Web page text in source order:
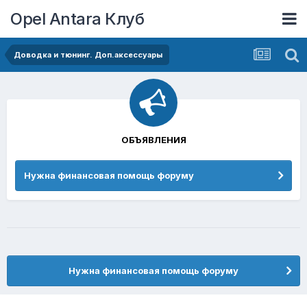
Opel Antara Клуб
Доводка и тюнинг. Доп.аксессуары
Нужна финансовая помощь форуму
ОБЪЯВЛЕНИЯ
Нужна финансовая помощь форуму